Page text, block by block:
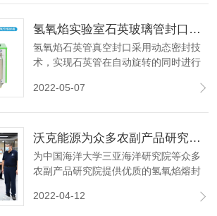
氢氧焰实验室石英玻璃管封口，科研路上为您保驾护航
氢氧焰石英管真空封口采用动态密封技
术，实现石英管在自动旋转的同时进行
口，操作简单、保证真空、封管效率
2022-05-07
沃克能源为众多农副产品研究院提供优质氢氧焰熔封设备及解决方案
为中国海洋大学三亚海洋研究院等众多
农副产品研究院提供优质的氢氧焰熔封
一件有意义的大事。
2022-04-12